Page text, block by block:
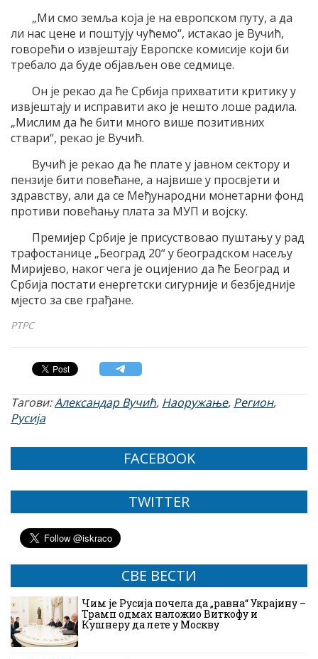
„Ми смо земља која је на европском путу, а да
ли нас цене и поштују чућемо“, истакао је Вучић,
говорећи о извјештају Европске комисије који би
требало да буде објављен ове седмице.
Он је рекао да ће Србија прихватити критику у
извјештају и исправити ако је нешто лоше радила.
„Мислим да ће бити много више позитивних
ствари“, рекао је Вучић.
Вучић је рекао да ће плате у јавном сектору и
пензије бити повећане, а највише у просвјети и
здравству, али да се Међународни монетарни фонд
противи повећању плата за МУП и војску.
Премијер Србије је присуствовао пуштању у рад
трафостанице „Београд 20“ у београдском насељу
Миријево, наког чега је оцијенио да ће Београд и
Србија постати енергетски сигурније и безбједније
мјесто за све грађане.
РТРС
Тагови:Александар Вучић, Наоружање, Регион,
Русија
FACEBOOK
TWITTER
СВЕ ВЕСТИ
Чим је Русија почела да „равна“ Украјину –
Трамп одмах наложио Виткофу и
Кушнеру да лете у Москву